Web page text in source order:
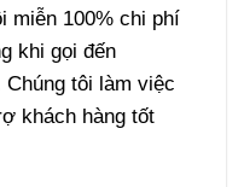
miễn 100% chi phí
khi gọi đến
Chúng tôi làm việc
khách hàng tốt